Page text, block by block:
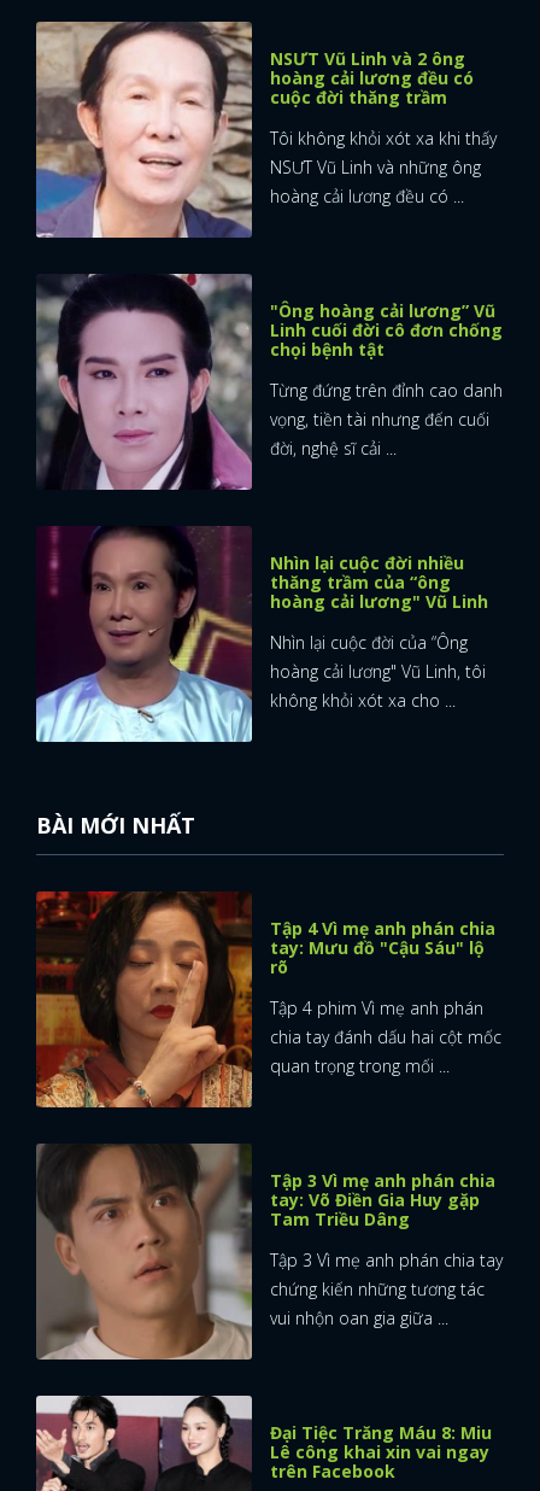
FACEBOOK GOOGLE
NSƯT Vũ Linh và 2 ông
hoàng cải lương đều có
cuộc đời thăng trầm
Tôi không khỏi xót xa khi thấy
NSƯT Vũ Linh và những ông
hoàng cải lương đều có ...
"Ông hoàng cải lương” Vũ
Linh cuối đời cô đơn chống
chọi bệnh tật
Từng đứng trên đỉnh cao danh
vọng, tiền tài nhưng đến cuối
đời, nghệ sĩ cải ...
Nhìn lại cuộc đời nhiều
thăng trầm của “ông
hoàng cải lương" Vũ Linh
Nhìn lại cuộc đời của “Ông
hoàng cải lương" Vũ Linh, tôi
không khỏi xót xa cho ...
BÀI MỚI NHẤT
Tập 4 Vì mẹ anh phán chia
tay: Mưu đồ "Cậu Sáu" lộ
rõ
Tập 4 phim Vì mẹ anh phán
chia tay đánh dấu hai cột mốc
quan trọng trong mối ...
Tập 3 Vì mẹ anh phán chia
tay: Võ Điền Gia Huy gặp
Tam Triều Dâng
Tập 3 Vì mẹ anh phán chia tay
chứng kiến những tương tác
vui nhộn oan gia giữa ...
Đại Tiệc Trăng Máu 8: Miu
Lê công khai xin vai ngay
trên Facebook